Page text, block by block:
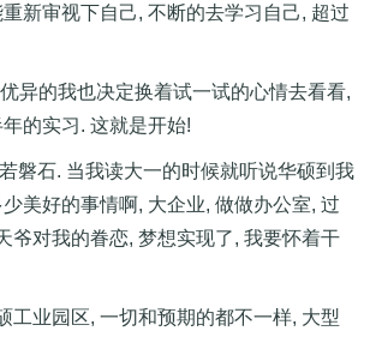
新审视下自己, 不断的去学习自己, 超过
异的我也决定换着试一试的心情去看看,
的实习. 这就是开始!
磐石. 当我读大一的时候就听说华硕到我
美好的事情啊, 大企业, 做做办公室, 过
爷对我的眷恋, 梦想实现了, 我要怀着干
工业园区, 一切和预期的都不一样, 大型